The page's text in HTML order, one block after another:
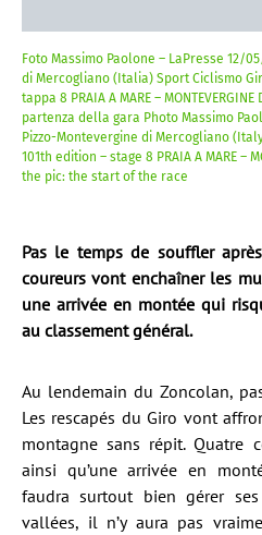
Foto Massimo Paolone – LaPresse 12/
di Mercogliano (Italia) Sport Ciclismo
tappa 8 PRAIA A MARE –
partenza della gara Photo Massimo
Pizzo-Montevergine di Mercogliano
101th edition – stage 8 PRAIA A MARE –
the pic: the start of the race
Pas le temps de souffler
coureurs vont enchaîner les
une arrivée en montée qui
au classement général.
Au lendemain du Zoncolan,
Les rescapés du Giro vont
montagne sans répit. Quatre
ainsi qu’une arrivée en
faudra surtout bien gérer
vallées, il n’y aura pas